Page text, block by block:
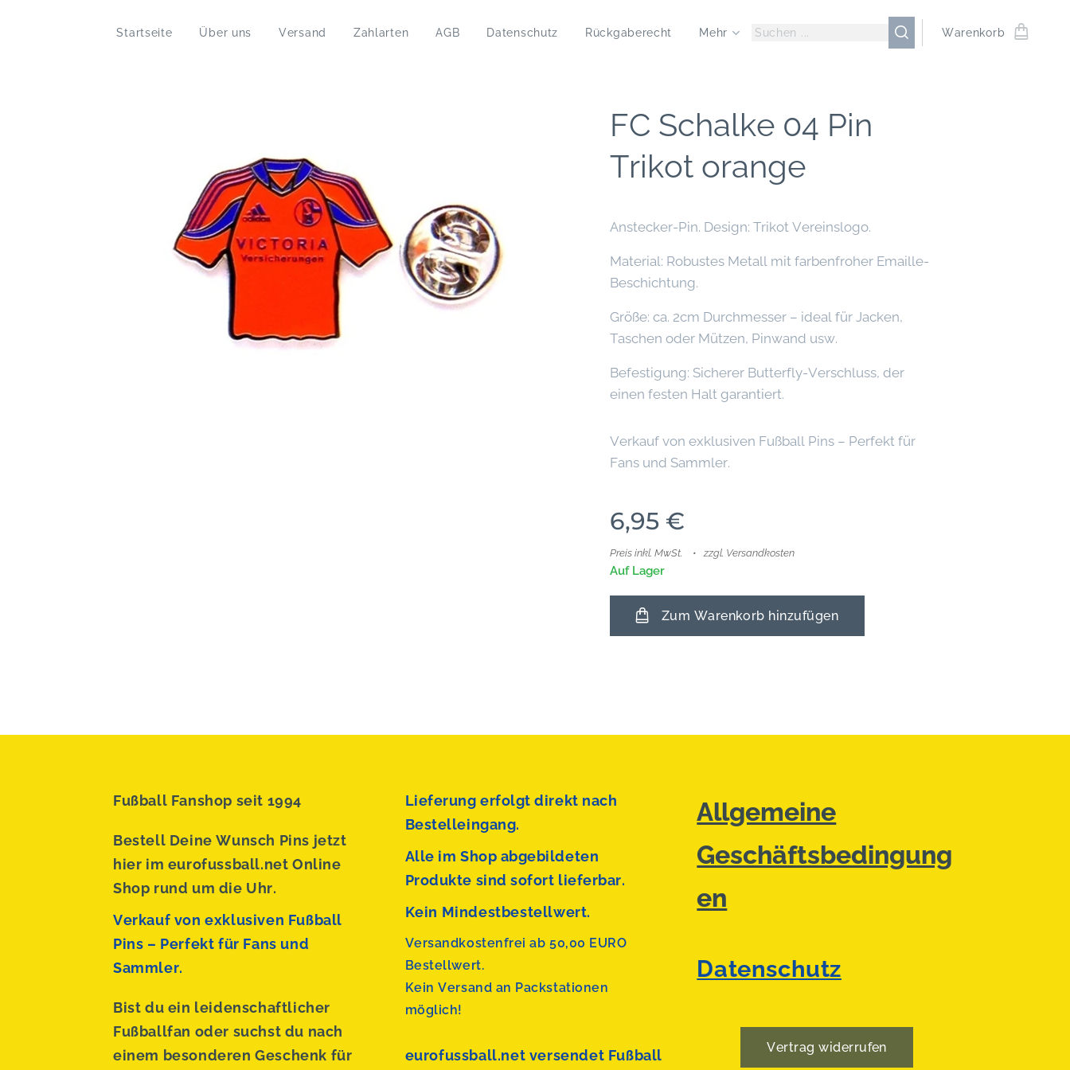
Startseite Über uns Versand Zahlarten AGB Datenschutz Rückgaberecht Mehr Warenkorb
FC Schalke 04 Pin
Trikot orange
Anstecker-Pin. Design: Trikot Vereinslogo.
Material: Robustes Metall mit farbenfroher Emaille-
Beschichtung.
Größe: ca. 2cm Durchmesser – ideal für Jacken,
Taschen oder Mützen, Pinwand usw.
Befestigung: Sicherer Butterfly-Verschluss, der
einen festen Halt garantiert.
Verkauf von exklusiven Fußball Pins – Perfekt für
Fans und Sammler.
6,95 €
Preis inkl. MwSt. zzgl. Versandkosten
Auf Lager
Zum Warenkorb hinzufügen
Fußball Fanshop seit 1994
Bestell Deine Wunsch Pins jetzt
hier im eurofussball.net Online
Shop rund um die Uhr.
Verkauf von exklusiven Fußball
Pins – Perfekt für Fans und
Sammler.
Bist du ein leidenschaftlicher
Fußballfan oder suchst du nach
einem besonderen Geschenk für
Lieferung erfolgt direkt nach
Bestelleingang.
Alle im Shop abgebildeten
Produkte sind sofort lieferbar.
Kein Mindestbestellwert.
Versandkostenfrei ab 50,00 EURO
Bestellwert.
Kein Versand an Packstationen
möglich!
eurofussball.net versendet Fußball
Allgemeine
Geschäftsbedingung
en
Datenschutz
Vertrag widerrufen